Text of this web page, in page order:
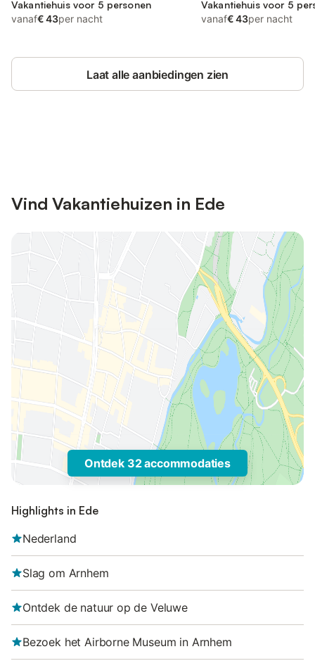
Vakantiehuis voor 5 personen
vanaf€ 43per nacht
Vakantiehuis voor 5
vanaf€ 43per nacht
Laat alle aanbiedingen zien
Vind Vakantiehuizen in Ede
Ontdek 32 accommodaties
Highlights in Ede
Nederland
Slag om Arnhem
Ontdek de natuur op de Veluwe
Bezoek het Airborne Museum in Arnhem